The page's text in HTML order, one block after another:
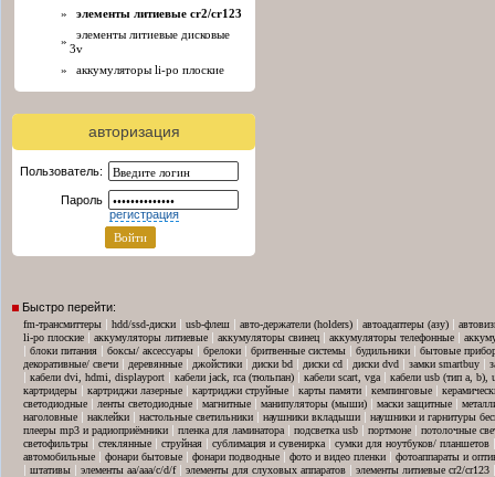
»
элементы литиевые cr2/cr123
»
элементы литиевые дисковые
3v
»
аккумуляторы li-po плоские
авторизация
Пользователь:
Пароль
регистрация
Быстро перейти:
fm-трансмиттеры | hdd/ssd-диски | usb-флеш | авто-держатели (holders) | автоадаптеры (азу) |
li-po плоские | аккумуляторы литиевые | аккумуляторы свинец | аккумуляторы телефонные |
| блоки питания | боксы/ аксессуары | брелоки | бритвенные системы | будильники | бытовые
декоративные/ свечи | деревянные | джойстики | диски bd | диски cd | диски dvd | замки smartbuy |
| кабели dvi, hdmi, displayport | кабели jack, rca (тюльпан) | кабели scart, vga | кабели usb (тип a, b),
картридеры | картриджи лазерные | картриджи струйные | карты памяти | кемпинговые |
светодиодные | ленты светодиодные | магнитные | манипуляторы (мыши) | маски защитные |
наголовные | наклейки | настольные светильники | наушники вкладыши | наушники и гарнитуры
плееры mp3 и радиоприёмники | пленка для ламинатора | подсветка usb | портмоне | потолочные
светофильтры | стеклянные | струйная | сублимация и сувенирка | сумки для ноутбуков/ планшетов
автомобильные | фонари бытовые | фонари подводные | фото и видео пленки | фотоаппараты и
| штативы | элементы aa/aaa/c/d/f| элементы для слуховых аппаратов | элементы литиевые cr2/cr123